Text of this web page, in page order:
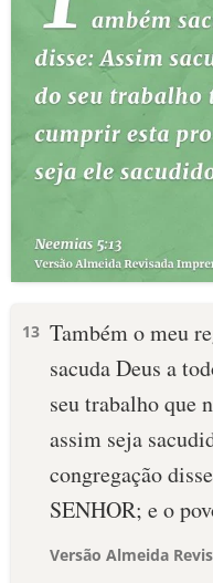
13 Também o meu
sacuda Deus a
seu trabalho que
assim seja
congregação
SENHOR; e o
Versão Almeida